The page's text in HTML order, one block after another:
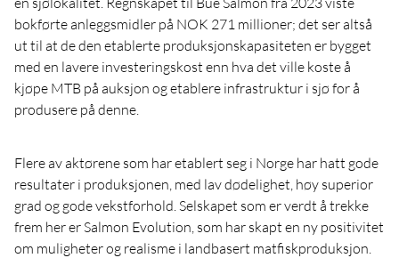
bokførte anleggsmidler på NOK 271 millioner; det ser altså
ut til at de den etablerte produksjonskapasiteten er bygget
med en lavere investeringskost enn hva det ville koste å
kjøpe MTB på auksjon og etablere infrastruktur i sjø for å
produsere på denne.
Flere av aktørene som har etablert seg i Norge har hatt gode
resultater i produksjonen, med lav dødelighet, høy superior
grad og gode vekstforhold. Selskapet som er verdt å trekke
frem her er Salmon Evolution, som har skapt en ny positivitet
om muligheter og realisme i landbasert matfiskproduksjon.